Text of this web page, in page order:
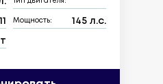
Мощность: 145 л.с.